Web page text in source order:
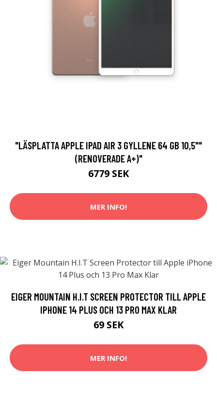
"LÄSPLATTA APPLE IPAD AIR 3 GYLLENE 64 GB 10,5""
(RENOVERADE A+)"
6779 SEK
MER INFO!
EIGER MOUNTAIN H.I.T SCREEN PROTECTOR TILL APPLE
IPHONE 14 PLUS OCH 13 PRO MAX KLAR
69 SEK
MER INFO!